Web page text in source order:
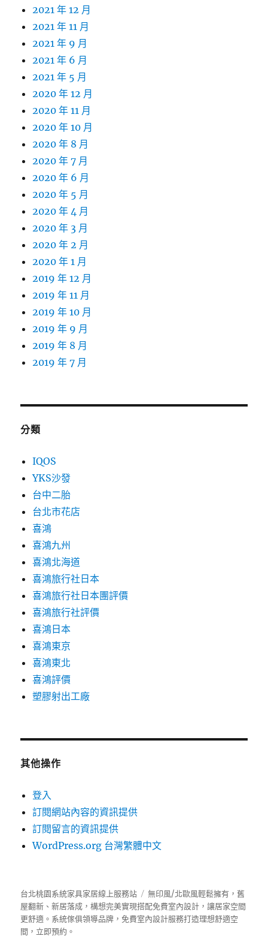
2021 年 12 月
2021 年 11 月
2021 年 9 月
2021 年 6 月
2021 年 5 月
2020 年 12 月
2020 年 11 月
2020 年 10 月
2020 年 8 月
2020 年 7 月
2020 年 6 月
2020 年 5 月
2020 年 4 月
2020 年 3 月
2020 年 2 月
2020 年 1 月
2019 年 12 月
2019 年 11 月
2019 年 10 月
2019 年 9 月
2019 年 8 月
2019 年 7 月
分類
IQOS
YKS沙發
台中二胎
台北市花店
喜鴻
喜鴻九州
喜鴻北海道
喜鴻旅行社日本
喜鴻旅行社日本團評價
喜鴻旅行社評價
喜鴻日本
喜鴻東京
喜鴻東北
喜鴻評價
塑膠射出工廠
其他操作
登入
訂閱網站內容的資訊提供
訂閱留言的資訊提供
WordPress.org 台灣繁體中文
台北桃園系統家具家居線上服務站
無印風/北歐風輕鬆擁有，舊
屋翻新、新居落成，構想完美實現搭配免費室內設計，讓居家空間
更舒適。 系統傢俱領導品牌，免費室內設計服務打造理想舒適空
間，立即預約。